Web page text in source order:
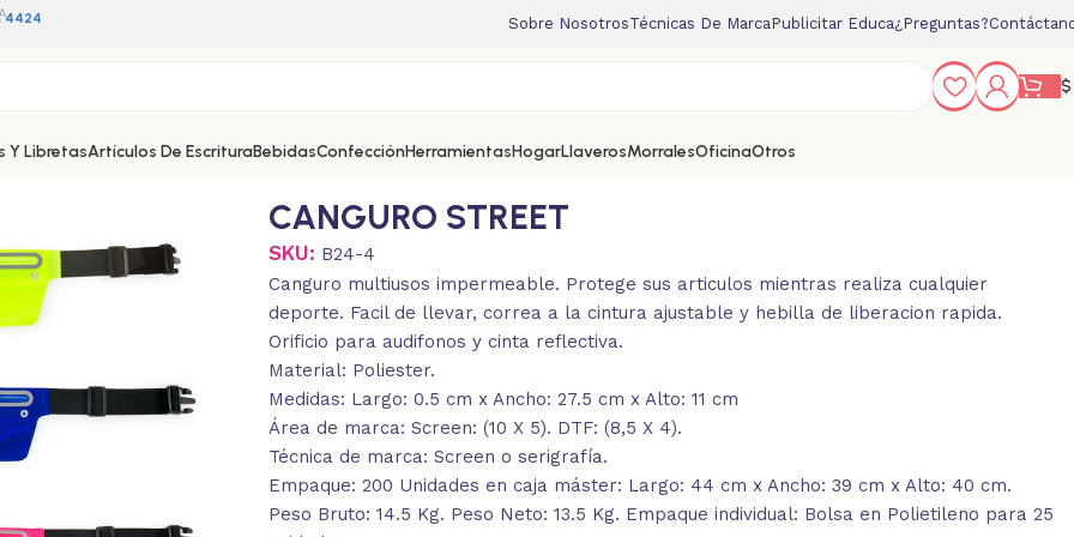
4424 Sobre NosotrosTécnicas De MarcaPublicitar Educa¿Preguntas?
$
Y LibretasArtículos De EscrituraBebidasConfecciónHerramientasHogarLlaverosMorralesOficinaOtros
CANGURO STREET
SKU: B24-4
Canguro multiusos impermeable. Protege sus articulos mientras realiza cualquier
deporte. Facil de llevar, correa a la cintura ajustable y hebilla de liberacion rapida.
Orificio para audifonos y cinta reflectiva.
Material: Poliester.
Medidas: Largo: 0.5 cm x Ancho: 27.5 cm x Alto: 11 cm
Área de marca: Screen: (10 X 5). DTF: (8,5 X 4).
Técnica de marca: Screen o serigrafía.
Empaque: 200 Unidades en caja máster: Largo: 44 cm x Ancho: 39 cm x Alto: 40 cm.
Peso Bruto: 14.5 Kg. Peso Neto: 13.5 Kg. Empaque individual: Bolsa en Polietileno para 25